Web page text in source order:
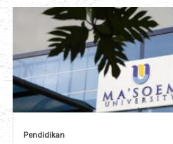
Pendidikan